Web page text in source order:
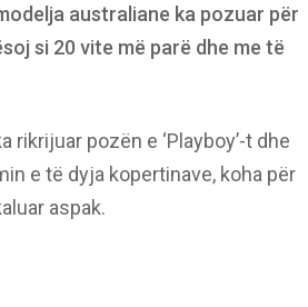
australiane ka pozuar për
si 20 vite më parë dhe me të
rikrijuar pozën e ‘Playboy’-t dhe
e të dyja kopertinave, koha për
aspak.